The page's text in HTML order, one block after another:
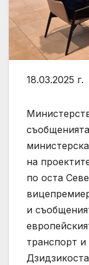
18.03.2025 г.
на
по оста
и
транспорт